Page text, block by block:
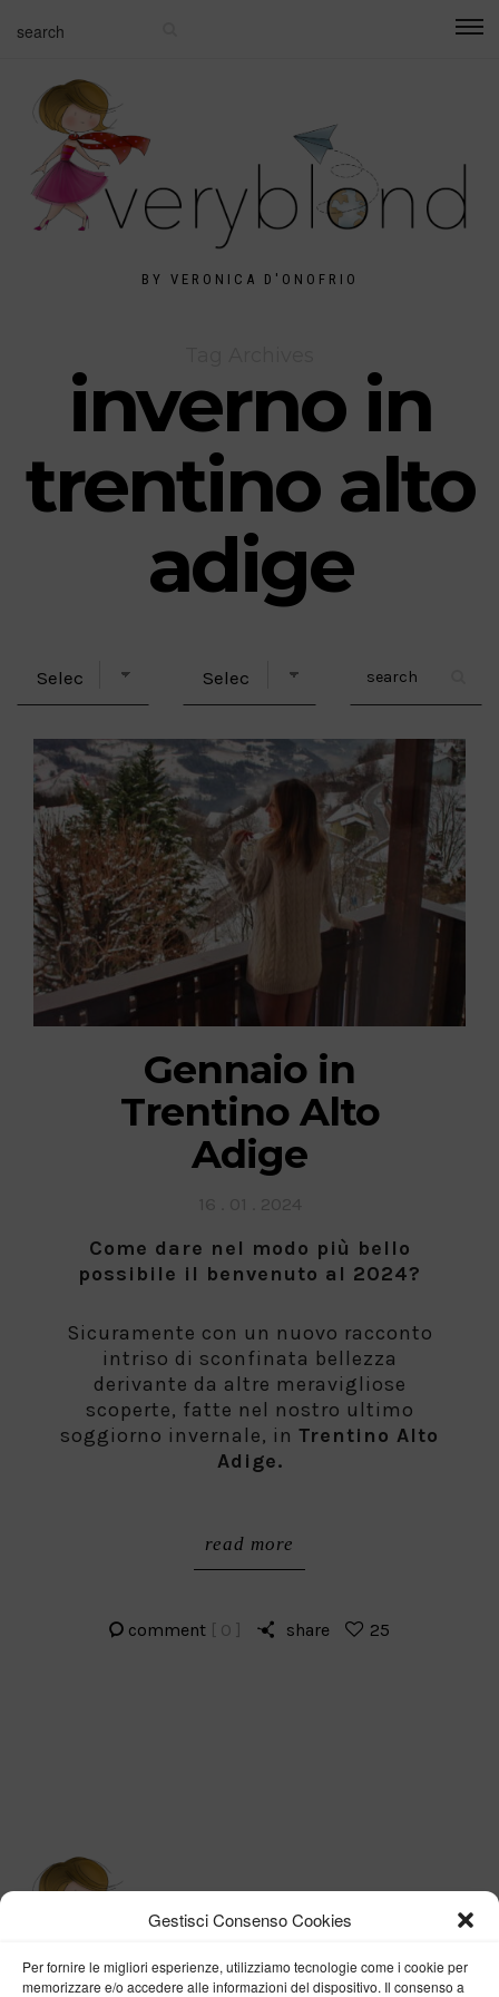
Gestisci Consenso Cookies
Per fornire le migliori esperienze, utilizziamo tecnologie come i cookie per
memorizzare e/o accedere alle informazioni del dispositivo. Il consenso a
BY VERONICA D'ONOFRIO
inverno in
trentino alto
adige
Gennaio in
Trentino Alto
Adige
Come dare nel modo più bello
possi bile il benvenuto al 2024?
Sicuramente con un nuovo racconto
intriso di sconfinata bellezza
derivante da altre meravigliose
scoperte, fatte nel nostro ultimo
soggiorno invernale, in Trentino Alto
Adige.
read more
comment [ 0 ] share 25